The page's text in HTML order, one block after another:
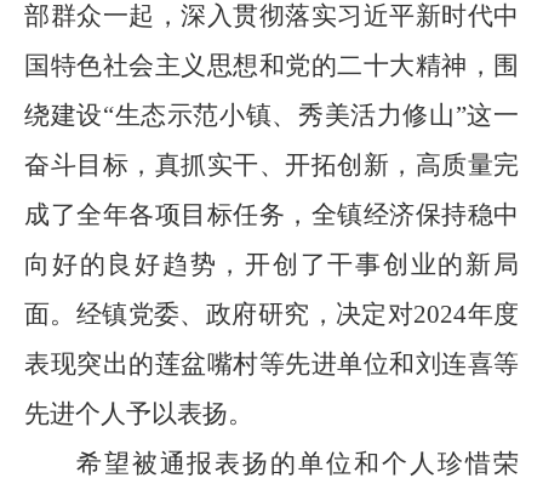
部群众一起，深入贯彻落实习近平新时代中
国特色社会主义思想和党的二十大精神 ，围
绕建设“生态示范小镇、秀美活力修山”这一
奋斗目标，真抓实干、开拓创新 ，高质量完
成了全年各项目标任务，全镇经济保持稳中
向好的良好趋势 ，开创了干事创业的新局
面。 经镇党委、政府研究，决定对2024年度
表现突出的莲盆嘴村等先进单位和刘连喜等
先进个人予以表扬。
希望被通报表扬的单位和个人珍惜荣